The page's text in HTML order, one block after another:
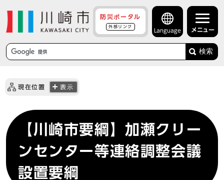
防災ポータル
外部リンク
Language メニュー
検索
現在位置 表示
【川崎市要綱】加瀬クリー
ンセンター等連絡調整会議
設置要綱